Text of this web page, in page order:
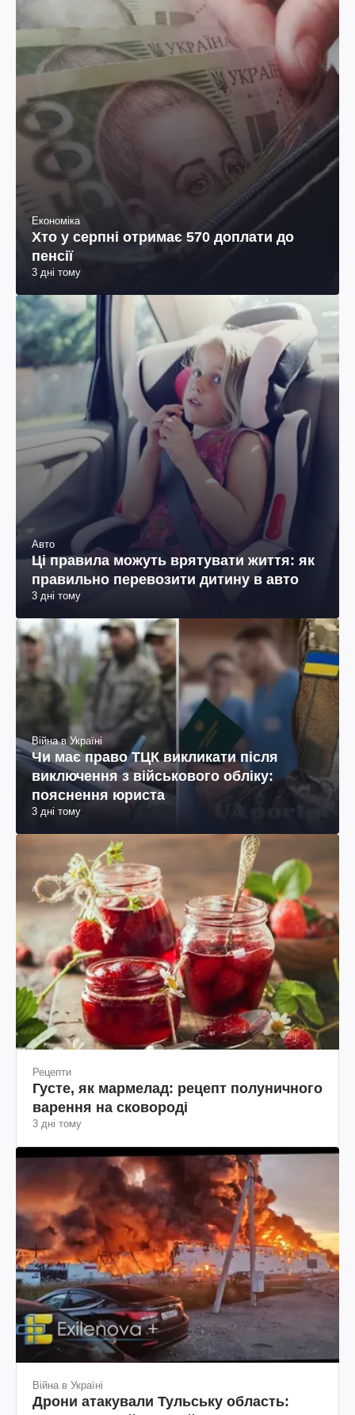
Економіка
Хто у серпні отримає 570 доплати до
пенсії
3 дні тому
Авто
Ці правила можуть врятувати життя: як
правильно перевозити дитину в авто
3 дні тому
Війна в Україні
Чи має право ТЦК викликати після
виключення з військового обліку:
пояснення юриста
3 дні тому
Рецепти
Густе, як мармелад: рецепт полуничного
варення на сковороді
3 дні тому
Війна в Україні
Дрони атакували Тульську область: